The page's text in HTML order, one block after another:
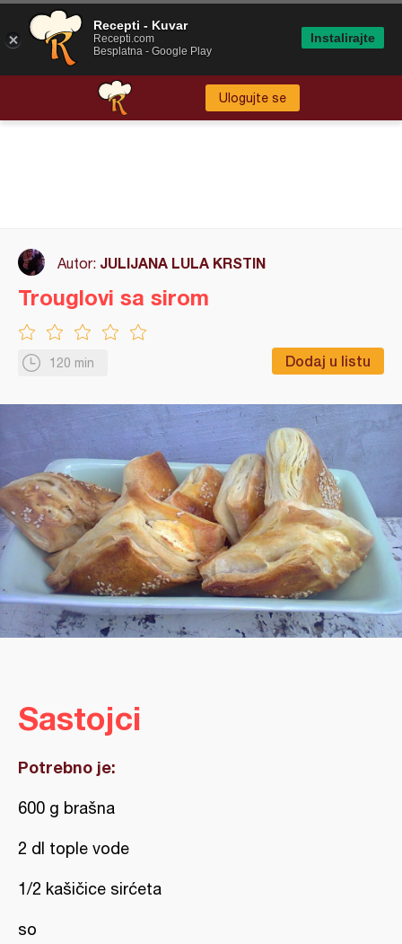
Ulogujte se
Autor: JULIJANA LULA KRSTIN
120 min Dodaj u listu
Trouglovi sa sirom
Sastojci
Potrebno je:
600 g brašna
2 dl tople vode
1/2 kašičice sirćeta
so
Recepti - Kuvar
Recepti.com
Besplatna - Google Play
Instalirajte